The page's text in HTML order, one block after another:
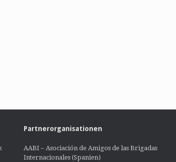
Partnerorganisationen
AABI – Asociación de Amigos de las Brigadas
Internacionales (Spanien)